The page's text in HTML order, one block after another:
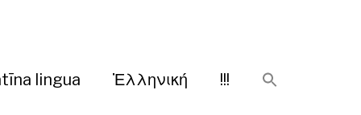
lingua Ἑλληνική !!!